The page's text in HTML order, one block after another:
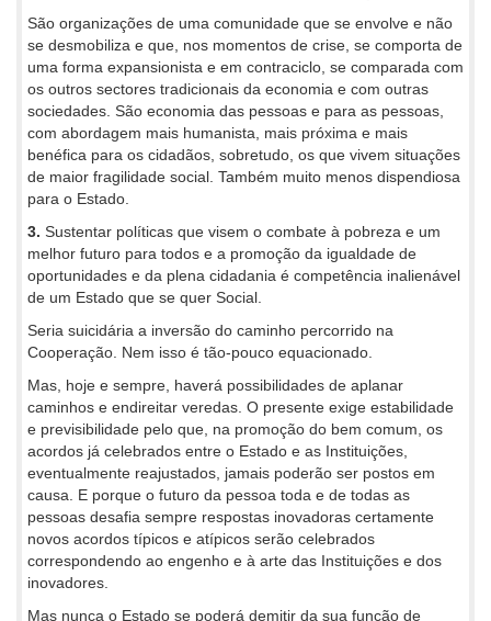
São organizações de uma comunidade que se envolve e não
se desmobiliza e que, nos momentos de crise, se comporta de
uma forma expansionista e em contraciclo, se comparada com
os outros sectores tradicionais da economia e com outras
sociedades. São economia das pessoas e para as pessoas,
com abordagem mais humanista, mais próxima e mais
benéfica para os cidadãos, sobretudo, os que vivem situações
de maior fragilidade social. Também muito menos dispendiosa
para o Estado.
3. Sustentar políticas que visem o combate à pobreza e um
melhor futuro para todos e a promoção da igualdade de
oportunidades e da plena cidadania é competência inalienável
de um Estado que se quer Social.
Seria suicidária a inversão do caminho percorrido na
Cooperação. Nem isso é tão-pouco equacionado.
Mas, hoje e sempre, haverá possibilidades de aplanar
caminhos e endireitar veredas. O presente exige estabilidade
e previsibilidade pelo que, na promoção do bem comum, os
acordos já celebrados entre o Estado e as Instituições,
eventualmente reajustados, jamais poderão ser postos em
causa. E porque o futuro da pessoa toda e de todas as
pessoas desafia sempre respostas inovadoras certamente
novos acordos típicos e atípicos serão celebrados
correspondendo ao engenho e à arte das Instituições e dos
inovadores.
Mas nunca o Estado se poderá demitir da sua função de